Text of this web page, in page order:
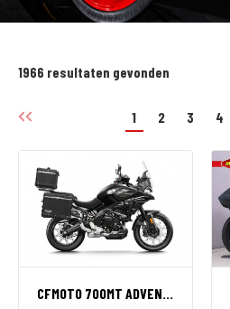
1966 resultaten gevonden
1 2 3 4
CFMOTO 700MT ADVENTURE GT EDITION